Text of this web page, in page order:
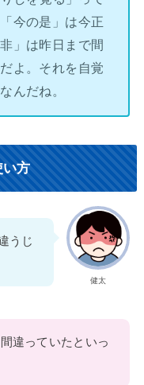
今の是」は今正
」は昨日まで間
よ。それを自覚
んだね。
い方
健太
うじ
違っていたといっ